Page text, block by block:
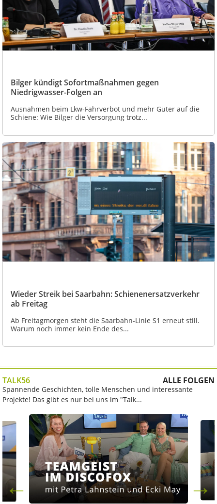
Bilger kündigt Sofortmaßnahmen gegen
Niedrigwasser-Folgen an
Ausnahmen beim Lkw-Fahrverbot und mehr Güter auf die
Schiene: Wie Bilger die Versorgung trotz...
Wieder Streik bei Saarbahn: Schienenersatzverkehr
ab Freitag
Ab Freitagmorgen steht die Saarbahn-Linie S1 erneut still.
Warum noch immer kein Ende des...
TALK56 ALLE FOLGEN
Spannende Geschichten, tolle Menschen und interessante
Projekte! Das gibt es nur bei uns im "Talk...